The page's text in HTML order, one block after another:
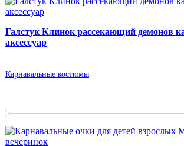
Галстук Клинок рассекающий демонов
аксессуар
Карнавальные костюмы